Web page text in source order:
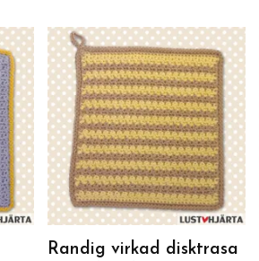
Randig virkad disktrasa